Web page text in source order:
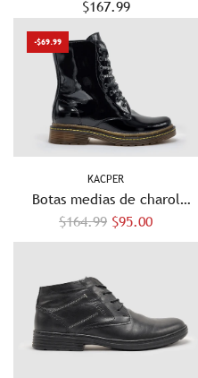
cremallera y forro de lana
gruesa para hombre - Negro
$167.99
-$69.99
KACPER
Botas medias de charol
premium para mujer - Negro
P
r
c
i
o
r
$164.99 $95.00